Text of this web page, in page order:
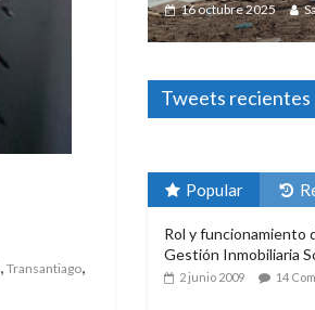
, Transantiago,
Sandra Rivera 0
Tweets recientes